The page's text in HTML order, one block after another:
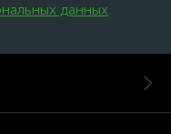
данных